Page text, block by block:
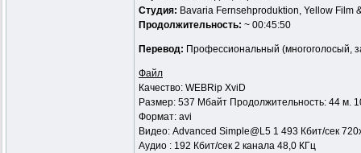
Студия: Bavaria Fernsehproduktion, Yellow Film
Продолжительность: ~ 00:45:50
Перевод: Профессиональный (многоголосый,
Файл
Качество: WEBRip XviD
Размер: 537 Мбайт Продолжительность: 44 м.
Формат: avi
Видео: Advanced Simple@L5 1 493 Кбит/сек
Аудио : 192 Кбит/сек 2 канала 48,0 КГц